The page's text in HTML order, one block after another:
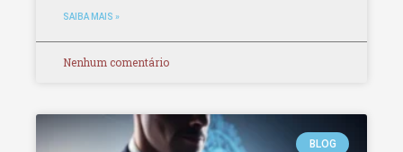
SAIBA MAIS »
Nenhum comentário
BLOG